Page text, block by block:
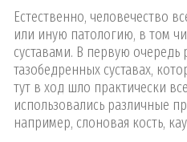
Естественно, человечество
или иную патологию, в том
суставами. В первую очередь
тазобедренных суставах,
тут в ход шло практически
использовались различные
например, слоновая кость,